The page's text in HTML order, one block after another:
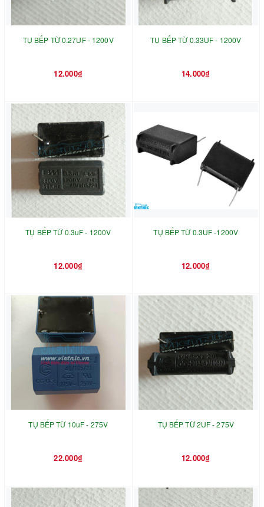
TỤ BẾP TỪ 0.27UF - 1200V
12.000₫
TỤ BẾP TỪ 0.33UF - 1200V
14.000₫
TỤ BẾP TỪ 0.3uF - 1200V
12.000₫
TỤ BẾP TỪ 0.3UF -1200V
12.000₫
TỤ BẾP TỪ 10uF - 275V
22.000₫
TỤ BẾP TỪ 2UF - 275V
12.000₫